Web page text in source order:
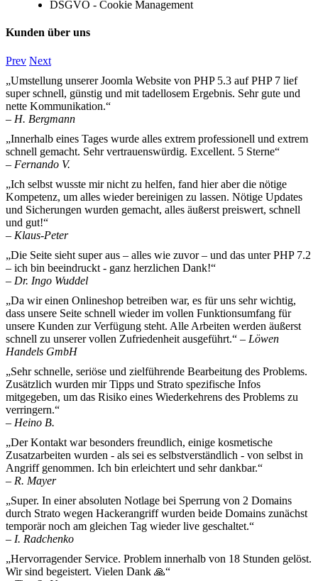
DSGVO - Cookie Management
Kunden über uns
Prev Next
„Umstellung unserer Joomla Website von PHP 5.3 auf PHP 7 lief
super schnell, günstig und mit tadellosem Ergebnis. Sehr gute und
nette Kommunikation.“
– H. Bergmann
„Innerhalb eines Tages wurde alles extrem professionell und extrem
schnell gemacht. Sehr vertrauenswürdig. Excellent. 5 Sterne“
– Fernando V.
„Ich selbst wusste mir nicht zu helfen, fand hier aber die nötige
Kompetenz, um alles wieder bereinigen zu lassen. Nötige Updates
und Sicherungen wurden gemacht, alles äußerst preiswert, schnell
und gut!“
– Klaus-Peter
„Die Seite sieht super aus – alles wie zuvor – und das unter PHP 7.2
– ich bin beeindruckt - ganz herzlichen Dank!“
– Dr. Ingo Wuddel
„Da wir einen Onlineshop betreiben war, es für uns sehr wichtig,
dass unsere Seite schnell wieder im vollen Funktionsumfang für
unsere Kunden zur Verfügung steht. Alle Arbeiten werden äußerst
schnell zu unserer vollen Zufriedenheit ausgeführt.“ – Löwen
Handels GmbH
„Sehr schnelle, seriöse und zielführende Bearbeitung des Problems.
Zusätzlich wurden mir Tipps und Strato spezifische Infos
mitgegeben, um das Risiko eines Wiederkehrens des Problems zu
verringern.“
– Heino B.
„Der Kontakt war besonders freundlich, einige kosmetische
Zusatzarbeiten wurden - als sei es selbstverständlich - von selbst in
Angriff genommen. Ich bin erleichtert und sehr dankbar.“
– R. Mayer
„Super. In einer absoluten Notlage bei Sperrung von 2 Domains
durch Strato wegen Hackerangriff wurden beide Domains zunächst
temporär noch am gleichen Tag wieder live geschaltet.“
– I. Radchenko
„Hervorragender Service. Problem innerhalb von 18 Stunden gelöst.
Wir sind begeistert. Vielen Dank 🙏“